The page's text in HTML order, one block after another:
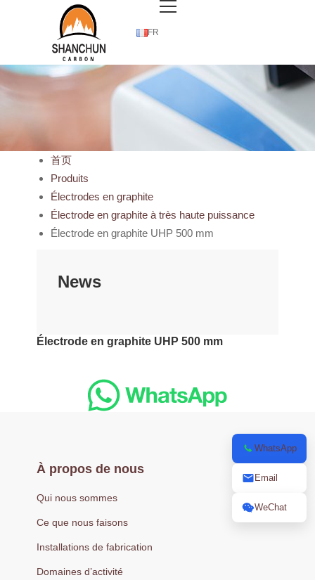
FR
首页
Produits
Électrodes en graphite
Électrode en graphite à très haute puissance
Électrode en graphite UHP 500 mm
News
Électrode en graphite UHP 500 mm
À propos de nous
Qui nous sommes
Ce que nous faisons
Installations de fabrication
Domaines d’activité
WhatsApp
Email
WeChat